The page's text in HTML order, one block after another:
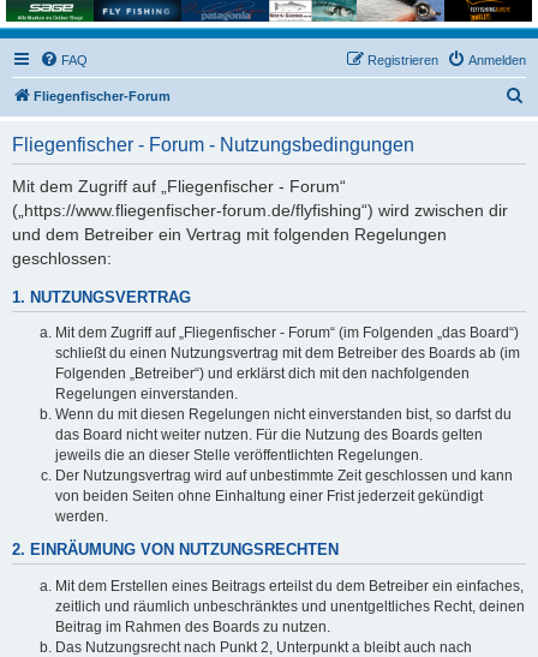
FAQ Anmelden
Registrieren
Fliegenfischer-Forum
Fliegenfischer - Forum - Nutzungsbedingungen
Mit dem Zugriff auf „Fliegenfischer - Forum“
(„https://www.fliegenfischer-forum.de/flyfishing“) wird zwischen dir
und dem Betreiber ein Vertrag mit folgenden Regelungen
geschlossen:
1. NUTZUNGSVERTRAG
Mit dem Zugriff auf „Fliegenfischer - Forum“ (im Folgenden „das Board“)
schließt du einen Nutzungsvertrag mit dem Betreiber des Boards ab (im
Folgenden „Betreiber“) und erklärst dich mit den nachfolgenden
Regelungen einverstanden.
Wenn du mit diesen Regelungen nicht einverstanden bist, so darfst du
das Board nicht weiter nutzen. Für die Nutzung des Boards gelten
jeweils die an dieser Stelle veröffentlichten Regelungen.
Der Nutzungsvertrag wird auf unbestimmte Zeit geschlossen und kann
von beiden Seiten ohne Einhaltung einer Frist jederzeit gekündigt
werden.
2. EINRÄUMUNG VON NUTZUNGSRECHTEN
Mit dem Erstellen eines Beitrags erteilst du dem Betreiber ein einfaches,
zeitlich und räumlich unbeschränktes und unentgeltliches Recht, deinen
Beitrag im Rahmen des Boards zu nutzen.
Das Nutzungsrecht nach Punkt 2, Unterpunkt a bleibt auch nach